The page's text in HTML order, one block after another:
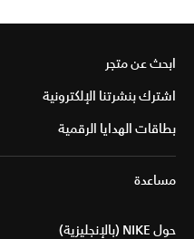
ابحث عن متجر
اشترك بنشرتنا الإلكترونية
بطاقات الهدايا الرقمية
مساعدة
حول NIKE (بالإنجليزية)